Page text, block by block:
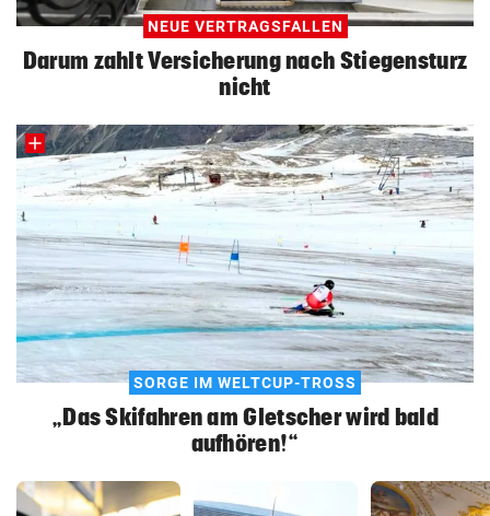
NEUE VERTRAGSFALLEN
Darum zahlt Versicherung nach Stiegensturz
nicht
SORGE IM WELTCUP-TROSS
„Das Skifahren am Gletscher wird bald
aufhören!“